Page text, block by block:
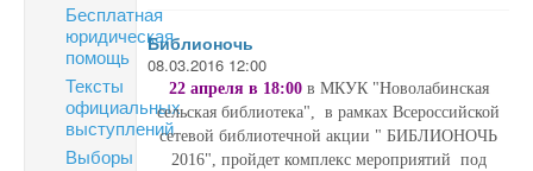
Бесплатная
юридическая
помощь
Тексты
официальных
выступлений
Выборы
Библионочь
08.03.2016 12:00
22 апреля в 18:00в МКУК "Новолабинская
сельская библиотека", в рамках Всероссийской
сетевой библиотечной акции " БИБЛИОНОЧЬ
2016", пройдет комплекс мероприятий под